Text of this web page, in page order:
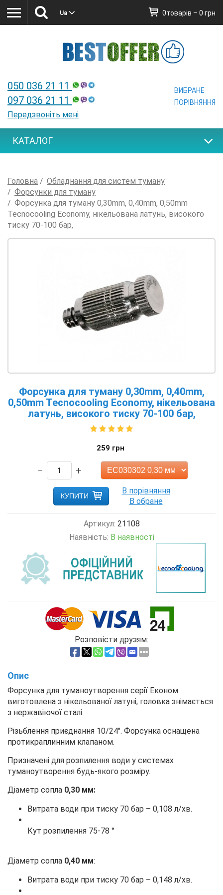
Ua
050 036 21 11
097 036 21 11
Передзвоніть мені
0товарів – 0 грн
ВИБРАНЕ
ПОРІВНЯННЯ
КАТАЛОГ
Головна
Обладнання для систем туману
Форсунки для туману
Форсунка для туману 0,30mm, 0,40mm, 0,50mm
Tecnocooling Economy, нікельована латунь, високого
тиску 70-100 бар,
Форсунка для туману 0,30mm, 0,40mm,
0,50mm Tecnocooling Economy, нікельована
латунь, високого тиску 70-100 бар,
259 грн
− +
КУПИТИ
Артикул: 21108
Наявність: В наявності
Розповісти друзям:
Опис
Форсунка для туманоутворення серії Економ
виготовлена з нікельованої латуні, головка знімається
з нержавіючої сталі.
Різьблення приєднання 10/24". Форсунка оснащена
протикраплинним клапаном.
Призначені для розпилення води у системах
туманоутворення будь-якого розміру.
Діаметр сопла 0,30 мм:
Витрата води при тиску 70 бар – 0,108 л/хв.
Кут розпилення 75-78 °
Діаметр сопла 0,40 мм:
Витрата води при тиску 70 бар – 0,148 л/хв.